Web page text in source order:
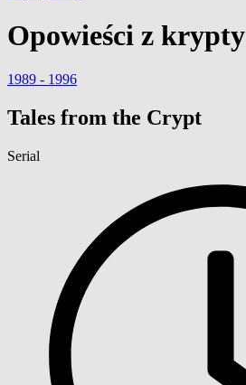
Opowieści z krypty
1989 - 1996
Tales from the Crypt
Serial